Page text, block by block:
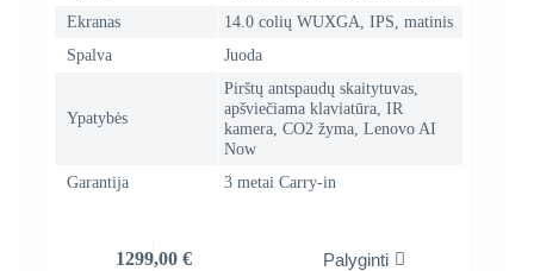
Ekranas
14.0 colių WUXGA, IPS, matinis
Spalva
Juoda
Ypatybės
Pirštų antspaudų skaitytuvas,
apšviečiama klaviatūra, IR
kamera, CO2 žyma, Lenovo AI
Now
Garantija
3 metai Carry-in
1299,00 € Palyginti